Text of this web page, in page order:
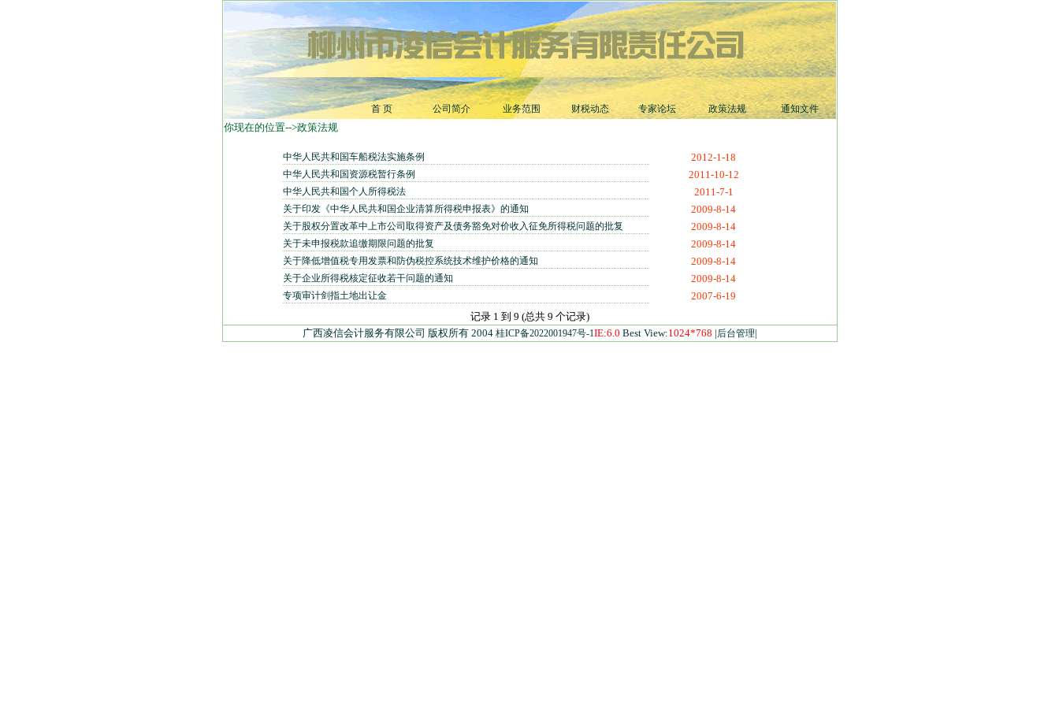
首 页 公司简介 业务范围 财税动态 专家论坛 政策法规 通知文件
你现在的位置-->政策法规
中华人民共和国车船税法实施条例 2012-1-18
中华人民共和国资源税暂行条例 2011-10-12
中华人民共和国个人所得税法 2011-7-1
关于印发《中华人民共和国企业清算所得税申报表》的通知 2009-8-14
关于股权分置改革中上市公司取得资产及债务豁免对价收入征免所得税问题的批复 2009-8-14
关于未申报税款追缴期限问题的批复 2009-8-14
关于降低增值税专用发票和防伪税控系统技术维护价格的通知 2009-8-14
关于企业所得税核定征收若干问题的通知 2009-8-14
专项审计剑指土地出让金
2007-6-19
记录 1 到 9 (总共 9 个记录)
广西凌信会计服务有限公司 版权所有 2004 桂ICP备2022001947号-1IE:6.0 Best View:1024*768 |后台管理|